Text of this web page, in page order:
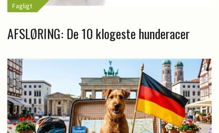
Fagligt
AFSLØRING: De 10 klogeste hunderacer